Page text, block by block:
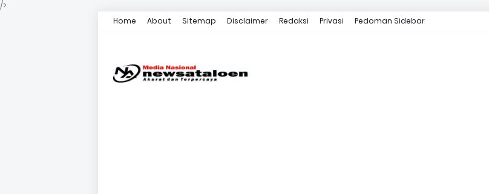
/>
Home About Sitemap Disclaimer Redaksi Privasi Pedoman Sidebar